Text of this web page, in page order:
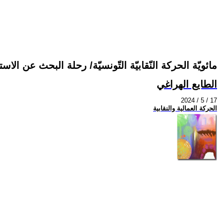
مائويّة الحركة النّقابيّة التّونسيّة/ رحلة البحث عن
الطايع الهراغي
2024 / 5 / 17
الحركة العمالية والنقابية